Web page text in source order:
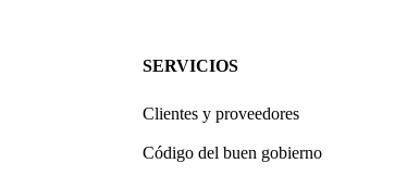
SERVICIOS
Clientes y proveedores
Código del buen gobierno